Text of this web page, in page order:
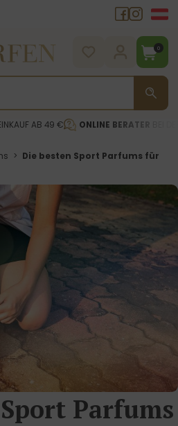
0
AB 49 € ONLINE BERATER
> Die besten Sport Parfums für
Parfums